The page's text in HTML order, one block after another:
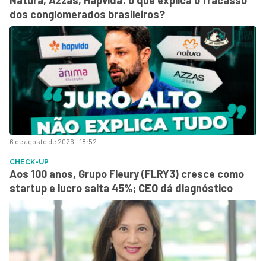
6 de agosto de 2026 - 18:52
dos conglomerados brasileiros?
CHECK-UP
Aos 100 anos, Grupo Fleury (FLRY3) cresce como
startup e lucro salta 45%; CEO dá diagnóstico